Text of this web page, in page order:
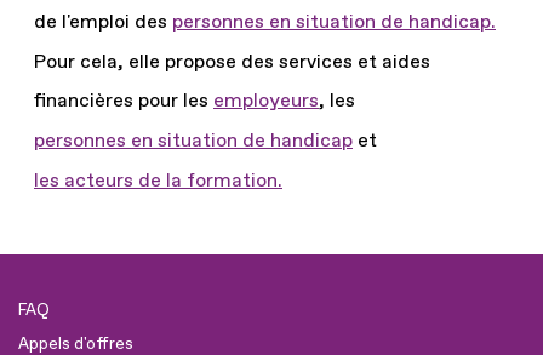
de l'emploi des personnes en situation de handicap.
Pour cela, elle propose des services et aides
financières pour les employeurs, les
personnes en situation de handicap et
les acteurs de la formation.
FAQ
Appels d'offres